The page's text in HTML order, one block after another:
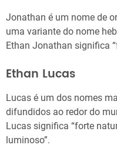
Jonathan é um nome de
uma variante do nome
Ethan Jonathan significa
Ethan Lucas
Lucas é um dos nomes
difundidos ao redor do
Lucas significa “forte
luminoso”.